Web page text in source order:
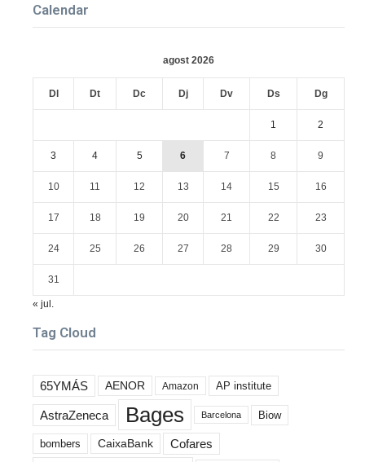
Calendar
agost 2026
Dl Dt Dc Dj Dv Ds Dg
1 2
3 4 5 6 7 8 9
10 11 12 13 14 15 16
17 18 19 20 21 22 23
24 25 26 27 28 29 30
31
« jul.
Tag Cloud
65YMÁS AENOR Amazon AP institute
AstraZeneca Bages Barcelona Biow
bombers CaixaBank Cofares